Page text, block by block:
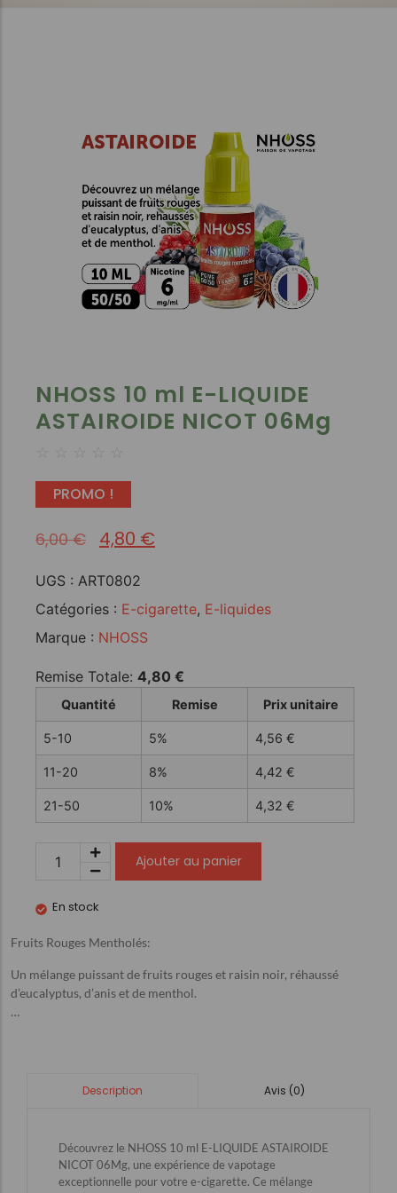
NHOSS 10 ml E-LIQUIDE
ASTAIROIDE NICOT 06Mg
☆ ☆ ☆ ☆ ☆
PROMO !
6,00€ 4,80 €
UGS : ART0802
Catégories : E-cigarette, E-liquides
Marque : NHOSS
Remise Totale: 4,80 €
Quantité Remise Prix unitaire
5-10 5% 4,56 €
11-20 8% 4,42 €
21-50 10% 4,32 €
Ajouter au panier
En stock
Fruits Rouges Mentholés:
Un mélange puissant de fruits rouges et raisin noir, réhaussé
d’eucalyptus, d’anis et de menthol.
…
Description Avis (0)
Découvrez le NHOSS 10 ml E-LIQUIDE ASTAIROIDE
NICOT 06Mg, une expérience de vapotage
exceptionnelle pour votre e-cigarette. Ce mélange